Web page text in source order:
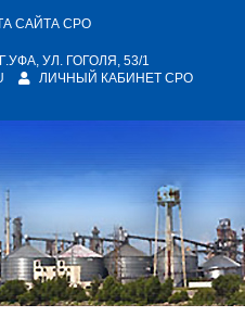
САЙТА СРО
УЛ. ГОГОЛЯ, 53/1
ЛИЧНЫЙ КАБИНЕТ СРО